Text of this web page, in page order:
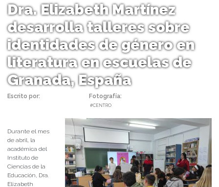
Dra. Elizabeth Martínez
desarrolla talleres sobre
identidades de género en
literatura en escuelas de
Granada, España
Escrito por: Fotografía:
#CENTRO
Durante el mes
de abril, la
académica del
Instituto de
Ciencias de la
Educación, Dra.
Elizabeth